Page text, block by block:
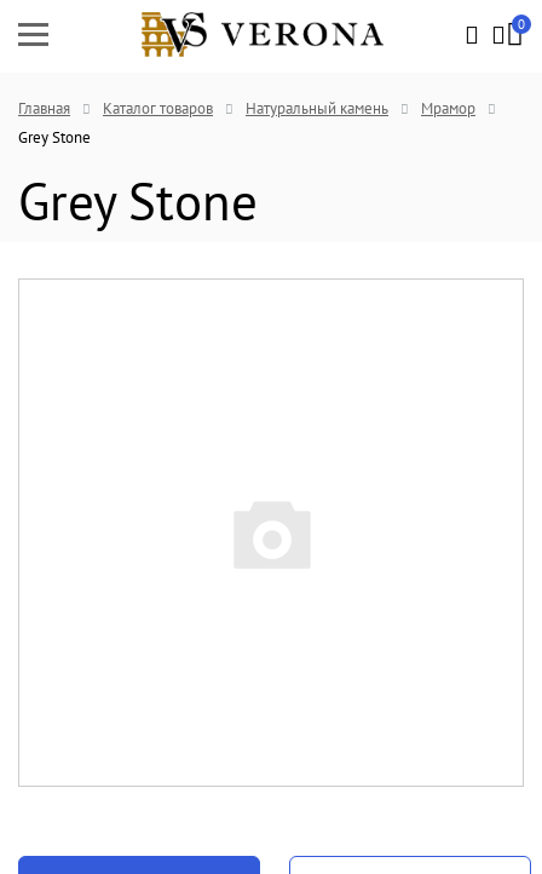
0
Главная Каталог товаров Натуральный камень
Мрамор
Grey Stone
Grey Stone